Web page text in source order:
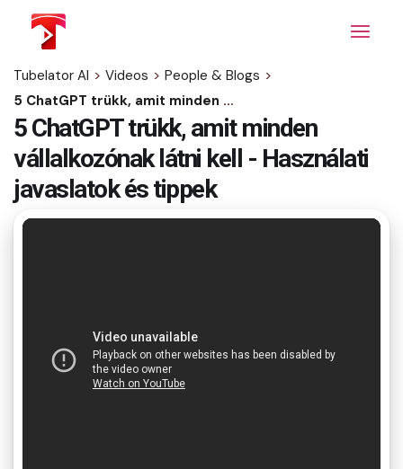
content
Tubelator AI > Videos > People & Blogs >
5 ChatGPT trükk, amit minden vállalkozónak látni kell - Használati javaslatok és tippek
5 ChatGPT trükk, amit minden
vállalkozónak látni kell - Használati
javaslatok és tippek